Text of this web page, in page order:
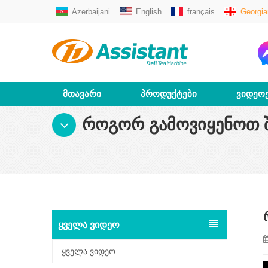
Azerbaijani English français
ᲛᲗᲐᲕᲐᲠᲘ ᲞᲠᲝᲓᲣᲥᲢᲔᲑᲘ
ᲠᲝᲒᲝᲠ ᲒᲐᲛᲝᲕᲘᲧᲔᲜᲝᲗ
ᲧᲕᲔᲚᲐ ᲕᲘᲓᲔᲝ
ყველა ვიდეო